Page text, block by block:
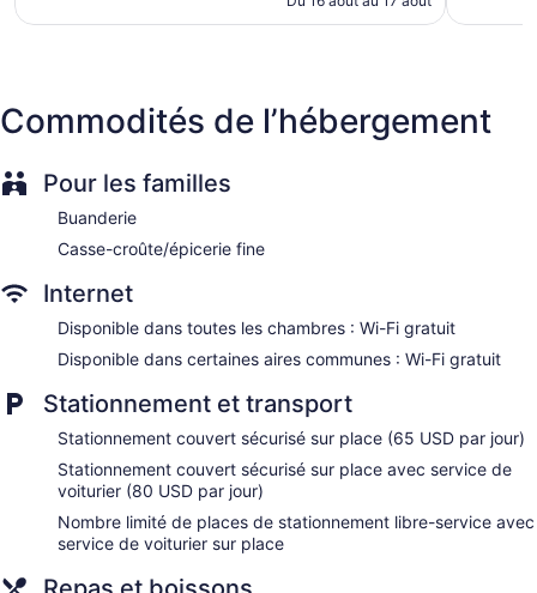
Bellhop
Water dispenser
Coffee shop
Dining venue
Arlo Midtown propose 489 chambres dotées de : coffre-fort
avec chaînes spécialisées numériques, films payants et
Netflix. La salle de bain comprend : articles de toilette
(gratuits) et séchoir à cheveux.
Les clients peuvent accéder à Internet gratuitement par une
bureau et un téléphone. Les appels locaux gratuits sont
aussi compris (certaines restrictions peuvent s'appliquer).
Commodités fournies sur demande : literie hypoallergénique
et fer et planche à repasser. L'entretien ménager est assuré
212 $ CA
Commodités de l’hébergement
Pour les familles
Buanderie
Casse-croûte/épicerie fine
Internet
Disponible dans toutes les chambres : Wi-Fi gratuit
Disponible dans certaines aires communes : Wi-Fi gratuit
Stationnement et transport
Stationnement couvert sécurisé sur place (65 USD par jour)
Stationnement couvert sécurisé sur place avec service de
voiturier (80 USD par jour)
Nombre limité de places de stationnement libre-service avec
service de voiturier sur place